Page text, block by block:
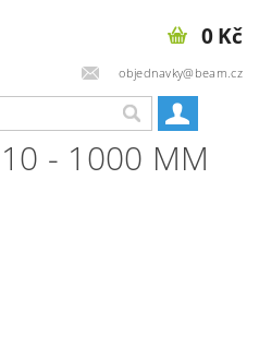
objednavky@beam.cz
0 Kč
- 1000 MM